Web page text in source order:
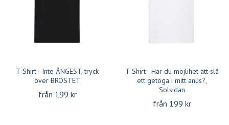
T-Shirt - Inte ÅNGEST, tryck
över BRÖSTET
från 199 kr
T-Shirt - Har du möjlihet att slå
ett getöga i mitt anus?,
Solsidan
från 199 kr